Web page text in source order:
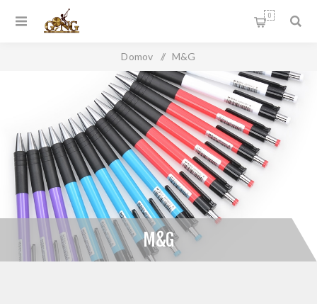
0
Domov / M&G
M&G